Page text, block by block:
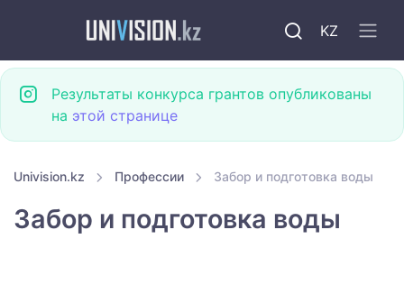
KZ
Результаты конкурса грантов опубликованы
на этой странице
Univision.kz Профессии Забор и подготовка воды
Забор и подготовка воды